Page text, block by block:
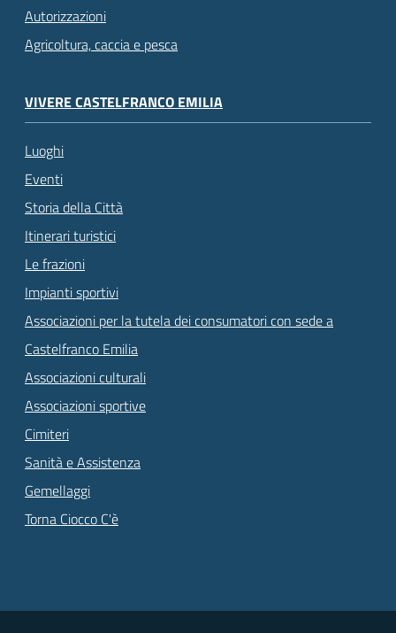
Autorizzazioni
Agricoltura, caccia e pesca
VIVERE CASTELFRANCO EMILIA
Luoghi
Eventi
Storia della Città
Itinerari turistici
Le frazioni
Impianti sportivi
Associazioni per la tutela dei consumatori con sede a
Castelfranco Emilia
Associazioni culturali
Associazioni sportive
Cimiteri
Sanità e Assistenza
Gemellaggi
Torna Ciocco C'è